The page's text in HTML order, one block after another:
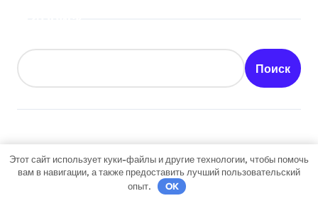
Поиск
Последние публикации
Авиарейсы между столицей и черноморским
Этот сайт использует куки-файлы и другие технологии, чтобы помочь
вам в навигации, а также предоставить лучший пользовательский
опыт.
OK